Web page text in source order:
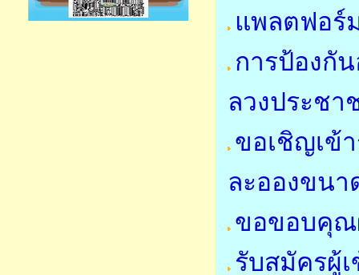
แพลตฟอร์
การป้องกั
ลวงประชา
ขอเชิญเข้
ละอองขนา
ขอขอบคุณ
รับสมัครผู้